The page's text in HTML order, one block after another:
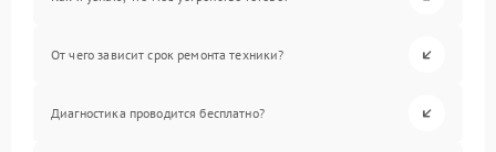
От чего зависит срок ремонта техники?
Диагностика проводится бесплатно?